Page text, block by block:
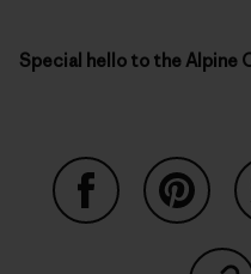
Special hello to the Alpine